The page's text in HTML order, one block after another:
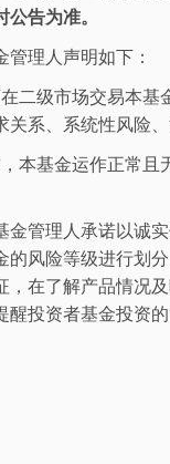
公告为准。
管理人声明如下：
二级市场交易本基
关系、系统性风险
本基金运作正常 且
金管理人承诺以诚
的风险等级进行划
，在了解产品情况
醒投资者基金投资的